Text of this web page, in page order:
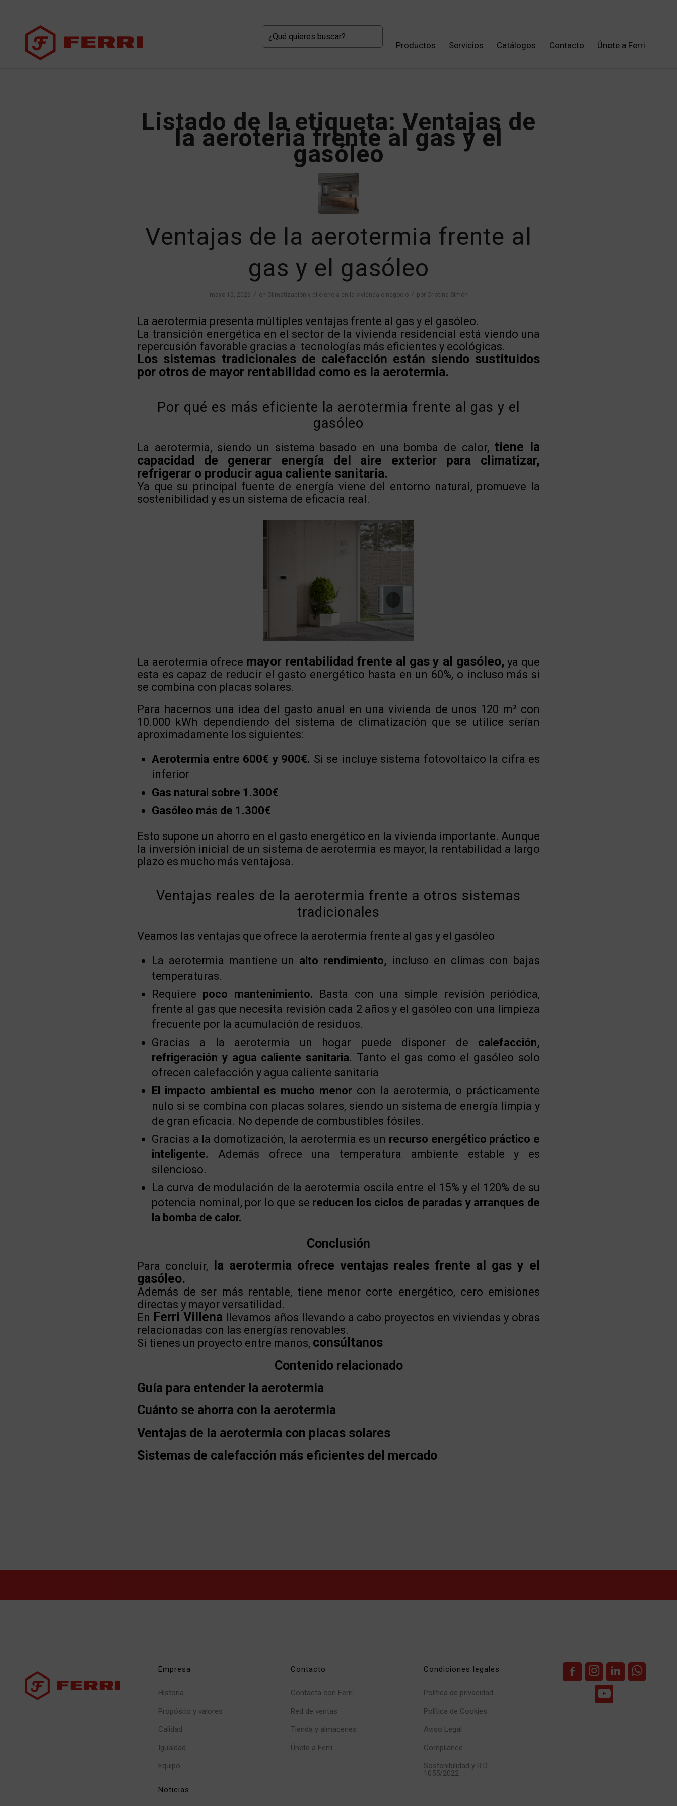
Productos Servicios Catálogos Contacto Únete a Ferri
Listado de la etiqueta: Ventajas de
la aeroteria frente al gas y el
gasóleo
Ventajas de la aerotermia frente al
gas y el gasóleo
mayo 15, 2026 / en Climatización y eficiencia en la vivienda o negocio / por Cristina Simón
La aerotermia presenta múltiples ventajas frente al gas y el gasóleo.
La transición energética en el sector de la vivienda residencial está viendo una
repercusión favorable gracias a tecnologías más eficientes y ecológicas.
Los sistemas tradicionales de calefacción están siendo sustituidos
por otros de mayor rentabilidad como es la aerotermia.
Por qué es más eficiente la aerotermia frente al gas y el
gasóleo
La aerotermia, siendo un sistema basado en una bomba de calor, tiene la
capacidad de generar energía del aire exterior para climatizar,
refrigerar o producir agua caliente sanitaria.
Ya que su principal fuente de energía viene del entorno natural, promueve la
sostenibilidad y es un sistema de eficacia real.
La aerotermia ofrece mayor rentabilidad frente al gas y al gasóleo, ya que
esta es capaz de reducir el gasto energético hasta en un 60%, o incluso más si
se combina con placas solares.
Para hacernos una idea del gasto anual en una vivienda de unos 120 m² con
10.000 kWh dependiendo del sistema de climatización que se utilice serían
aproximadamente los siguientes:
Aerotermia entre 600€ y 900€. Si se incluye sistema fotovoltaico la cifra es
inferior
Gas natural sobre 1.300€
Gasóleo más de 1.300€
Esto supone un ahorro en el gasto energético en la vivienda importante. Aunque
la inversión inicial de un sistema de aerotermia es mayor, la rentabilidad a largo
plazo es mucho más ventajosa.
Ventajas reales de la aerotermia frente a otros sistemas
tradicionales
Veamos las ventajas que ofrece la aerotermia frente al gas y el gasóleo
La aerotermia mantiene un alto rendimiento, incluso en climas con bajas
temperaturas.
Requiere poco mantenimiento. Basta con una simple revisión periódica,
frente al gas que necesita revisión cada 2 años y el gasóleo con una limpieza
frecuente por la acumulación de residuos.
Gracias a la aerotermia un hogar puede disponer de calefacción,
refrigeración y agua caliente sanitaria. Tanto el gas como el gasóleo solo
ofrecen calefacción y agua caliente sanitaria
El impacto ambiental es mucho menor con la aerotermia, o prácticamente
nulo si se combina con placas solares, siendo un sistema de energía limpia y
de gran eficacia. No depende de combustibles fósiles.
Gracias a la domotización, la aerotermia es un recurso energético práctico e
inteligente. Además ofrece una temperatura ambiente estable y es
silencioso.
La curva de modulación de la aerotermia oscila entre el 15% y el 120% de su
potencia nominal, por lo que se reducen los ciclos de paradas y arranques de
la bomba de calor.
Conclusión
Para concluir,
la aerotermia ofrece ventajas reales frente al gas y el
gasóleo.
Además de ser más rentable, tiene menor corte energético, cero emisiones
directas y mayor versatilidad.
En Ferri Villenallevamos años llevando a cabo proyectos en viviendas y obras
relacionadas con las energías renovables.
Si tienes un proyecto entre manos, consúltanos
Contenido relacionado
Guía para entender la aerotermia
Cuánto se ahorra con la aerotermia
Ventajas de la aerotermia con placas solares
Sistemas de calefacción más eficientes del mercado
Empresa
Historia
Propósito y valores
Calidad
Igualdad
Equipo
Noticias
Contacto
Contacta con Ferri
Red de ventas
Tienda y almacenes
Únete a Ferri
Condiciones legales
Política de privacidad
Política de Cookies
Aviso Legal
Compliance
Sostenibilidad y R.D.
1055/2022